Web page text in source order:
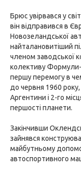
Брюс увірвався у
він відправився в
Новозеландської
найталановитіший
членом заводської
колективу Формули-
першу перемогу в
до червня 1960
Аргентини і 2-го
першості планети.
Закінчивши
зайнявся
майбутньому
автоспортивного